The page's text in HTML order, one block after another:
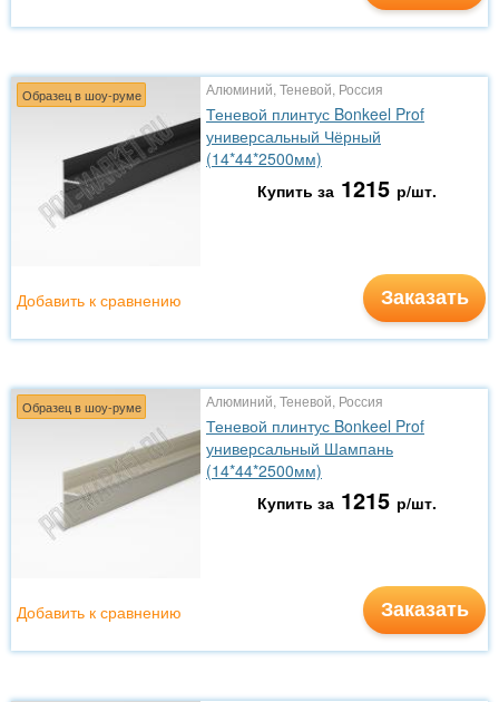
Образец в шоу-руме Алюминий, Теневой, Россия
Теневой плинтус Bonkeel Prof
универсальный Чёрный
(14*44*2500мм)
Купить за 1215 р/шт.
Заказать
Добавить к сравнению
Образец в шоу-руме Алюминий, Теневой, Россия
Теневой плинтус Bonkeel Prof
универсальный Шампань
(14*44*2500мм)
Купить за 1215 р/шт.
Заказать
Добавить к сравнению